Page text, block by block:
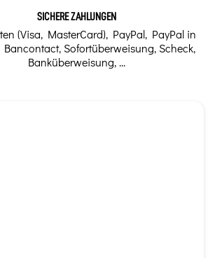
SICHERE ZAHLUNGEN
(Visa, MasterCard), PayPal, PayPal in
Sofortüberweisung, Scheck,
Banküberweisung, ...